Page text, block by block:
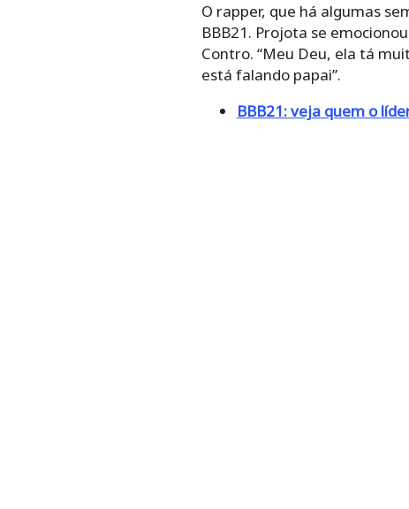
O rapper, que há algumas
BBB21. Projota se
Contro. “Meu Deu, ela tá
está falando papai”.
BBB21: veja quem o